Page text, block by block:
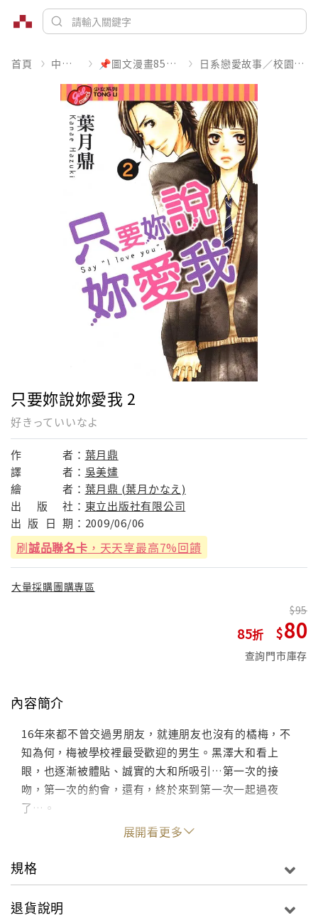
首頁 中文書 📌圖文漫畫85折起 日系戀愛故事／校園青春
只要妳說妳愛我 2
好きっていいなよ
作 者： 葉月鼎
譯
者： 吳美嫿
繪
者： 葉月鼎 (葉月かなえ)
出
版 社： 東立出版社有限公司
出 版 日 期： 2009/06/06
刷誠品聯名卡 ，天天享最高7%回饋
大量採購團購專區
85
95
80
查詢門市庫存
內容簡介
16年來都不曾交過男朋友，就連朋友也沒有的橘梅，不
知為何，梅被學校裡最受歡迎的男生。黑澤大和看上
眼，也逐漸被體貼、誠實的大和所吸引…第一次的接
吻，第一次的約會，還有，終於來到第一次一起過夜
了…。
展開看更多
規格
退貨說明